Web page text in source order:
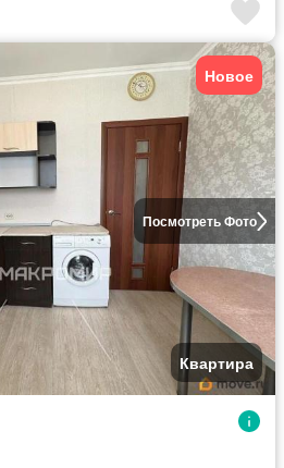
Посмотреть Фото
Новое
Квартира